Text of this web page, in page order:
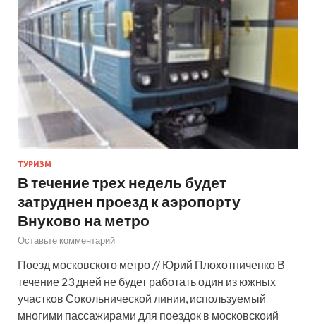
ТУРИЗМ
В течение трех недель будет
затруднен проезд к аэропорту
Внуково на метро
Оставьте комментарий
Поезд московского метро // Юрий Плохотниченко В
течение 23 дней не будет работать один из южных
участков Сокольнической линии, используемый
многими пассажирами для поездок в московскоий